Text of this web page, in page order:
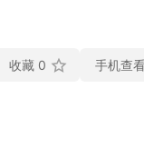
收藏 0 手机查